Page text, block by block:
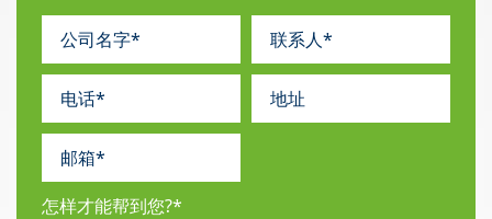
怎样才能帮到您?*